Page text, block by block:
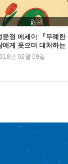
꽉 찼어
낼 시간이야
좀 더 신경 쓸
이브 가자
그거야
빼입었네
!
마시자
읽다
문정 에세이 『무례한
에게 웃으며 대처하는
』 새롭게 1위 차지
년 02월 09일